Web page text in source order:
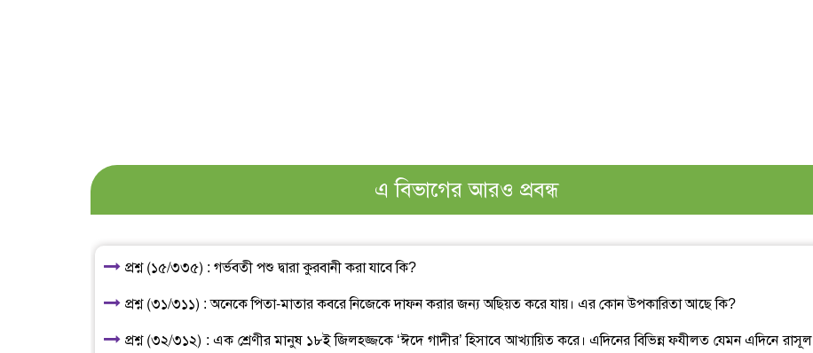
এ বিভাগের আরও প্রবন্ধ
প্রশ্ন (১৫/৩৩৫) : গর্ভবতী পশু দ্বারা কুরবানী করা যাবে কি?
প্রশ্ন (৩১/৩১১) : অনেকে পিতা-মাতার কবরে নিজেকে দাফন করার জন্য অছিয়ত করে যায়। এর কোন উপকারিতা আছে কি?
প্রশ্ন (৩২/৩১২) : এক শ্রেণীর মানুষ ১৮ই জিলহজ্জকে ‘ঈদে গাদীর’ হিসাবে আখ্যায়িত করে। এদিনের বিভিন্ন ফযীলত যেমন এদিনে রাসূল